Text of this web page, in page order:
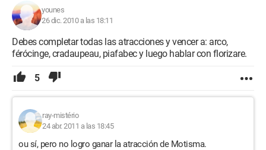
younes
26 dic. 2010 a las 18:11
Debes completar todas las atracciones y vencer a: arco,
férócinge, cradaupeau, piafabec y luego hablar con florizare.
5
ray-mistério
24 abr. 2011 a las 18:45
ou sí, pero no logro ganar la atracción de Motisma.